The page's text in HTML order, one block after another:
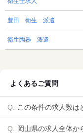
豊田 衛生 派遣
衛生陶器 派遣
よくあるご質問
この条件の求人数は
岡山県の求人全体か